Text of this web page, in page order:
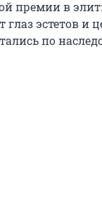
премии в
глаз эстетов и
по